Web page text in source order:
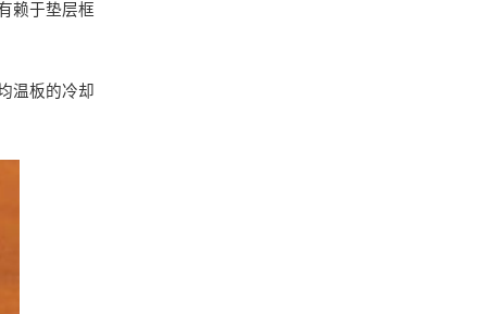
赖于垫层框
温板的冷却